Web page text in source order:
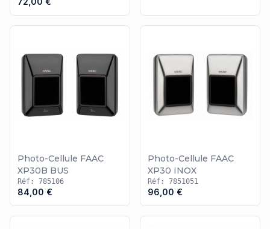
automatiques, comme la
Photo-Cellule FAAC
XP30B BUS
Réf: 785106
84,00 €
Photo-Cellule FAAC
XP30 INOX
Réf: 7851051
96,00 €